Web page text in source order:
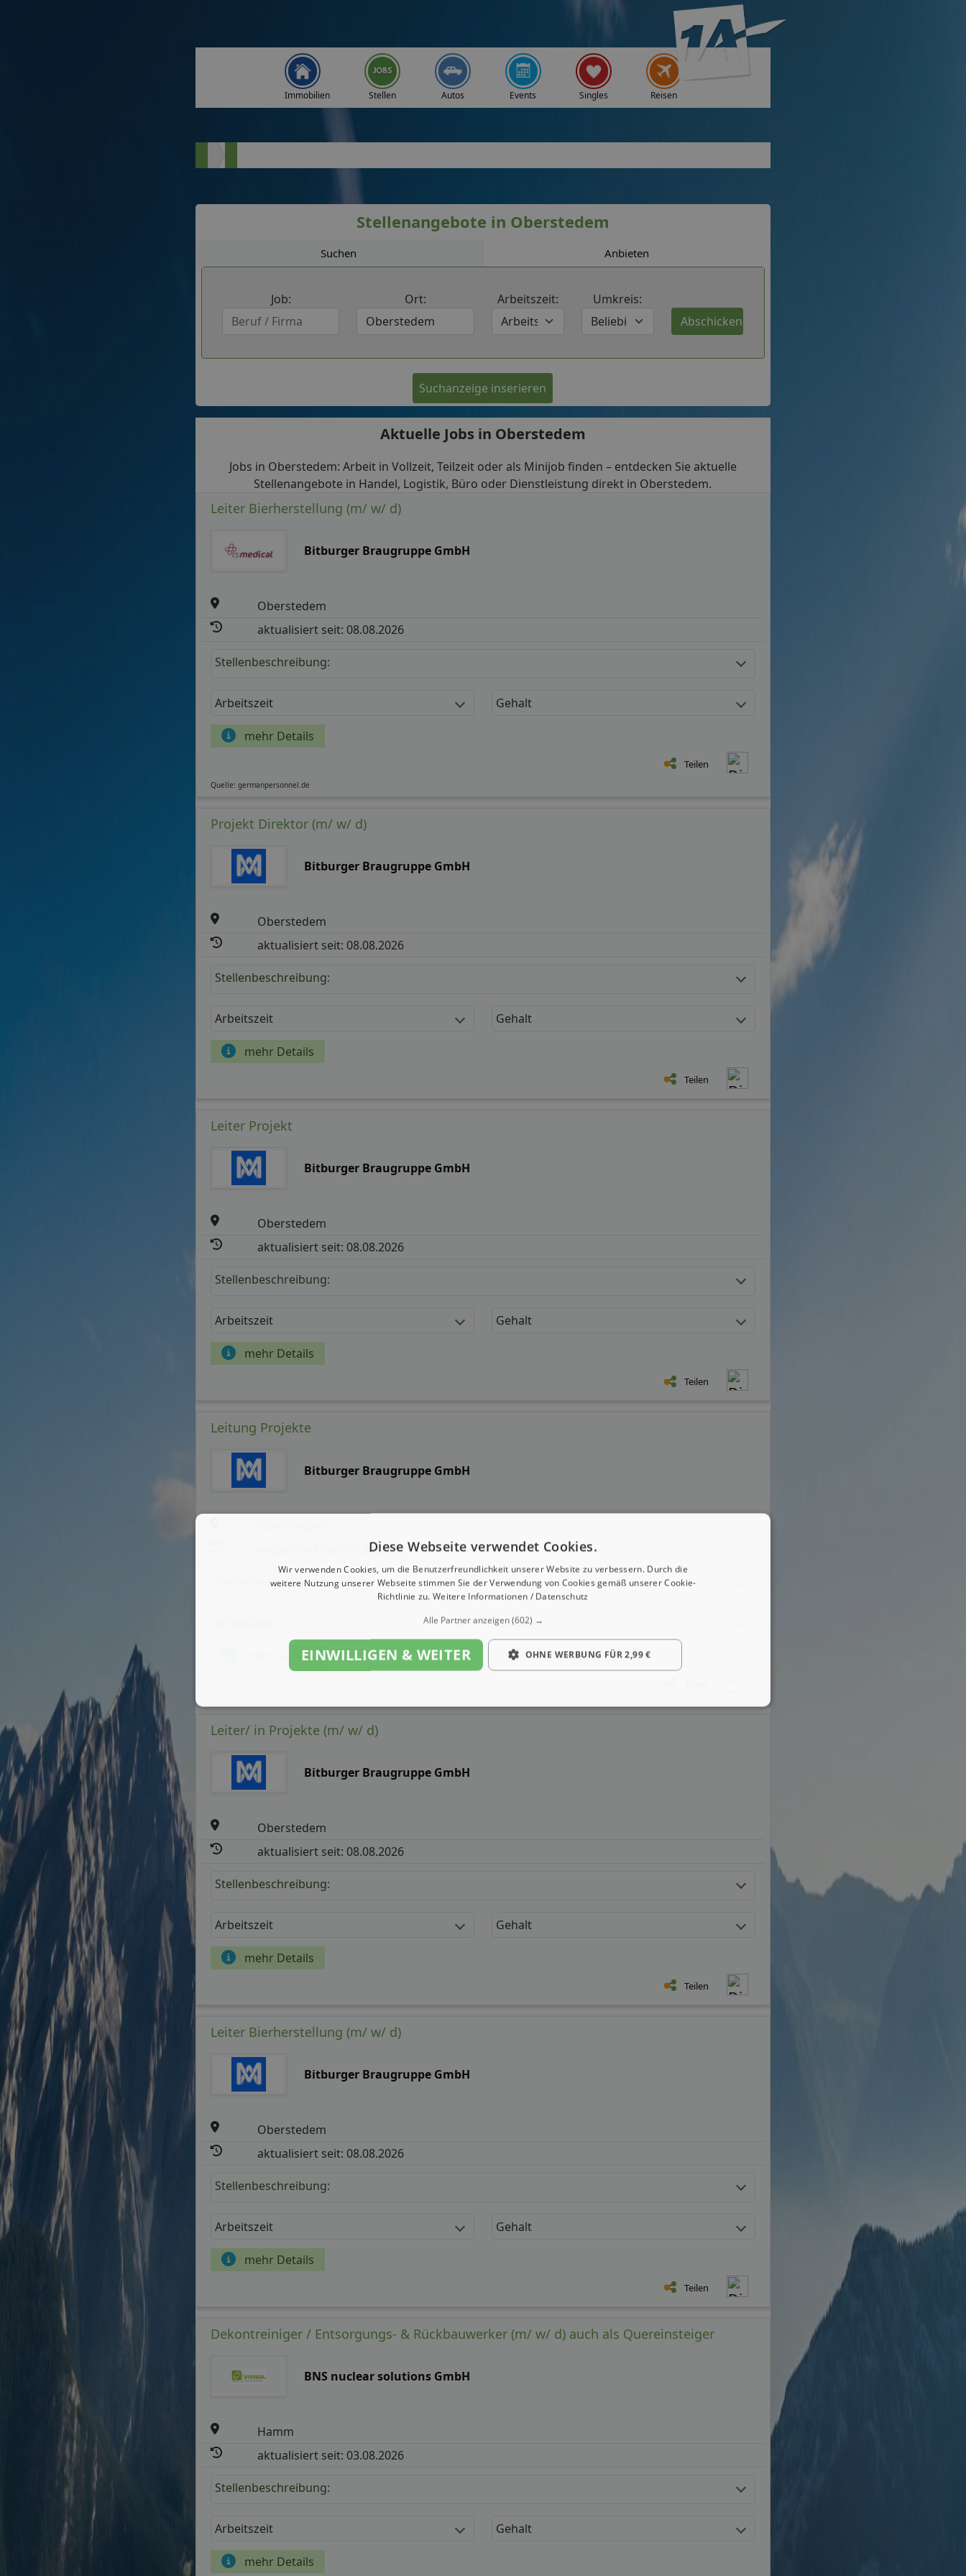
Immobilien Stellen Autos Events Singles Reisen
Stellenangebote in Oberstedem
Suchen Anbieten
Job: Ort: Arbeitszeit: Umkreis:
Suchanzeige inserieren
Aktuelle Jobs in Oberstedem
Jobs in Oberstedem: Arbeit in Vollzeit, Teilzeit oder als Minijob finden – entdecken Sie aktuelle
Stellenangebote in Handel, Logistik, Büro oder Dienstleistung direkt in Oberstedem.
Leiter Bierherstellung (m/ w/ d)
Bitburger Braugruppe GmbH
Oberstedem
aktualisiert seit: 08.08.2026
Stellenbeschreibung:
Arbeitszeit Gehalt
mehr Details
Teilen
Quelle: germanpersonnel.de
Projekt Direktor (m/ w/ d)
Bitburger Braugruppe GmbH
Oberstedem
aktualisiert seit: 08.08.2026
Stellenbeschreibung:
Arbeitszeit Gehalt
mehr Details
Teilen
Leiter Projekt
Bitburger Braugruppe GmbH
Oberstedem
aktualisiert seit: 08.08.2026
Stellenbeschreibung:
Arbeitszeit Gehalt
mehr Details
Teilen
Leitung Projekte
Bitburger Braugruppe GmbH
aktualisiert seit: 08.08.2026
Stellenbeschreibung:
Gehalt
mehr Details
Leiter/ in Projekte (m/ w/ d)
Bitburger Braugruppe GmbH
Oberstedem
aktualisiert seit: 08.08.2026
Stellenbeschreibung:
Arbeitszeit Gehalt
mehr Details
Teilen
Leiter Bierherstellung (m/ w/ d)
Bitburger Braugruppe GmbH
Oberstedem
aktualisiert seit: 08.08.2026
Stellenbeschreibung:
Arbeitszeit Gehalt
mehr Details
Teilen
Dekontreiniger / Entsorgungs- & Rückbauwerker (m/ w/ d) auch als Quereinsteiger
BNS nuclear solutions GmbH
Hamm
aktualisiert seit: 03.08.2026
Stellenbeschreibung:
Arbeitszeit Gehalt
mehr Details
Diese Webseite verwendet Cookies.
Wir verwenden Cookies, um die Benutzerfreundlichkeit unserer Website zu verbessern. Durch die
weitere Nutzung unserer Webseite stimmen Sie der Verwendung von Cookies gemäß unserer Cookie-
Richtlinie zu. Weitere Informationen / Datenschutz
Alle Partner anzeigen(602) →
EINWILLIGEN & WEITER OHNE WERBUNG FÜR 2,99 €